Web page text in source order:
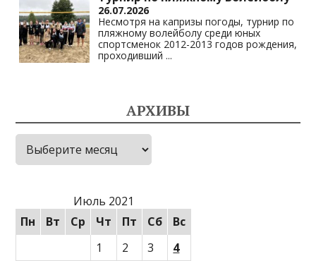
26.07.2026
Несмотря на капризы погоды, турнир по
пляжному волейболу среди юных
спортсменок 2012-2013 годов рождения,
проходивший ...
АРХИВЫ
Архивы
Июль 2021
Пн
Вт Ср Чт Пт Сб
Вс
1
2 3 4